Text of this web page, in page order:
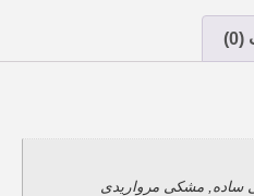
ساده, مشکی مرواریدی